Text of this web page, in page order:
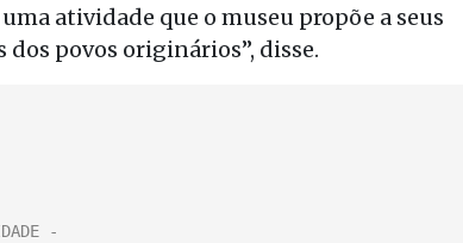
atividade que o museu propõe a seus
povos originários”, disse.